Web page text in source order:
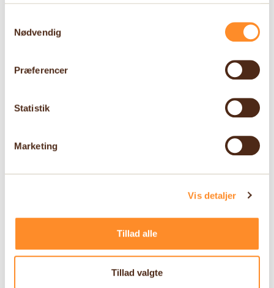
Nødvendig
Præferencer
Statistik
Marketing
Vis detaljer
Tillad alle
Tillad valgte